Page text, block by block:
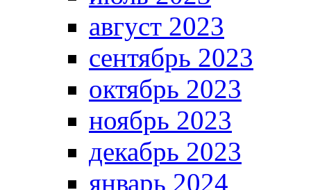
август 2023
сентябрь 2023
октябрь 2023
ноябрь 2023
декабрь 2023
январь 2024